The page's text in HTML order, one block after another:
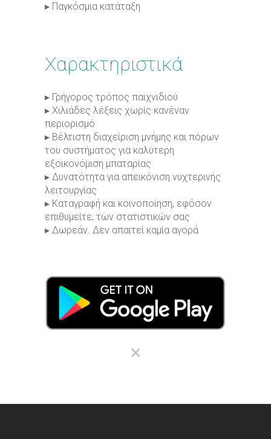
▸ Παγκόσμια κατάταξη
Χαρακτηριστικά
▸ Γρήγορος τρόπος παιχνιδιού
▸ Χιλιάδες λέξεις χωρίς κανέναν
περιορισμό
▸ Βέλτιστη διαχείριση μνήμης και πόρων
του συστήματος για καλύτερη
εξοικονόμιση μπαταρίας
▸ Δυνατότητα για απεικόνιση νυχτερινής
λειτουργίας
▸ Καταγραφή και κοινοποίηση, εφόσον
επιθυμείτε, των στατιστικών σας
▸ Δωρεάν. Δεν απαιτεί καμία αγορά